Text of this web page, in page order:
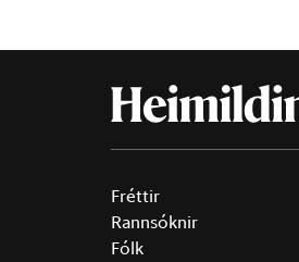
Fréttir
Rannsóknir
Fólk